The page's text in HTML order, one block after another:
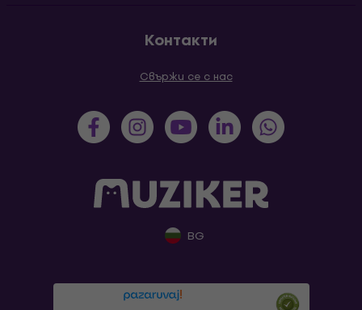
Контакти
Свържи се с нас
BG